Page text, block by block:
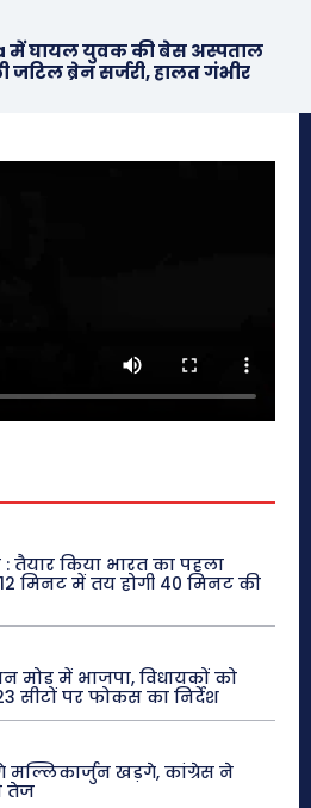
में घायल युवक की बेस अस्पताल
जटिल ब्रेन सर्जरी, हालत गंभीर
तैयार किया भारत का पहला
मिनट में तय होगी 40 मिनट की
मोड में भाजपा, विधायकों को
सीटों पर फोकस का निर्देश
खड़गे, कांग्रेस ने
तेज